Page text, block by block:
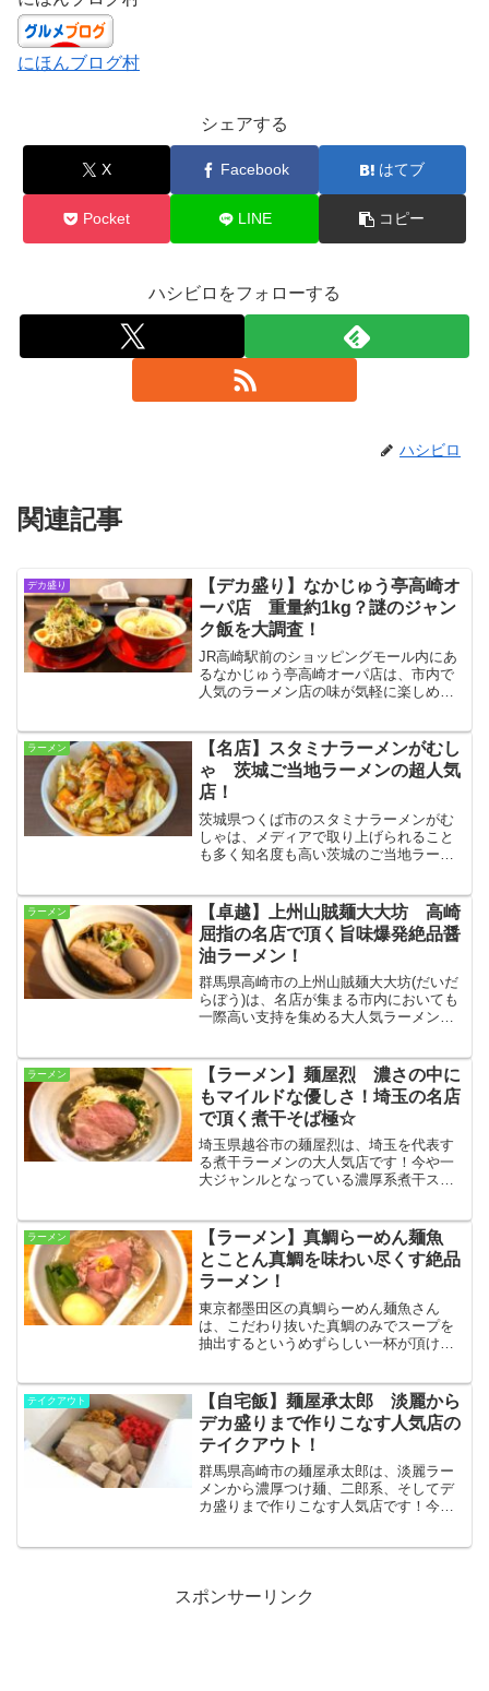
にほんブログ村
シェアする
X Facebook はてブ
Pocket LINE コピー
ハシビロをフォローする
ハシビロ
関連記事
デカ盛り
【デカ盛り】なかじゅう亭高崎オ
ーパ店 重量約1kg？謎のジャン
ク飯を大調査！
JR高崎駅前のショッピングモール内にあ
るなかじゅう亭高崎オーパ店は、市内で
人気のラーメン店の味が気軽に楽しめる
ーミングの気になるメニューがあったの
で調査して来ました☆
ラーメン
【名店】スタミナラーメンがむし
ゃ 茨城ご当地ラーメンの超人気
店！
茨城県つくば市のスタミナラーメンがむ
しゃは、メディアで取り上げられること
も多く知名度も高い茨城のご当地ラーメ
地元で愛され続けるその味に魅了されて
きました☆
ラーメン
【卓越】上州山賊麺大大坊 高崎
屈指の名店で頂く旨味爆発絶品醤
油ラーメン！
群馬県高崎市の上州山賊麺大大坊(だいだ
らぼう)は、名店が集まる市内においても
一際高い支持を集める大人気ラーメン店
わかる究極に突き詰められた素材の旨さ
を堪能して来ました！
ラーメン
【ラーメン】麺屋烈 濃さの中に
もマイルドな優しさ！埼玉の名店
で頂く煮干そば極☆
埼玉県越谷市の麺屋烈は、埼玉を代表す
る煮干ラーメンの大人気店です！今や一
大ジャンルとなっている濃厚系煮干スー
食べやすさも兼ね備えた秀逸な一杯が楽
しめます☆
ラーメン
【ラーメン】真鯛らーめん麺魚
とことん真鯛を味わい尽くす絶品
ラーメン！
東京都墨田区の真鯛らーめん麺魚さん
は、こだわり抜いた真鯛のみでスープを
抽出するというめずらしい一杯が頂ける
ーのスープで、ここまで力強い味にでき
たのはまさにお見事☆
テイクアウト
【自宅飯】麺屋承太郎 淡麗から
デカ盛りまで作りこなす人気店の
テイクアウト！
群馬県高崎市の麺屋承太郎は、淡麗ラー
メンから濃厚つけ麺、二郎系、そしてデ
カ盛りまで作りこなす人気店です！今回
スポンサーリンク